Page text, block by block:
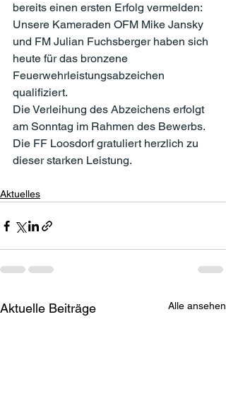
bereits einen ersten Erfolg vermelden:
Unsere Kameraden OFM Mike Jansky
und FM Julian Fuchsberger haben sich
heute für das bronzene
Feuerwehrleistungsabzeichen
qualifiziert.
Die Verleihung des Abzeichens erfolgt
am Sonntag im Rahmen des Bewerbs.
Die FF Loosdorf gratuliert herzlich zu
dieser starken Leistung.
Aktuelles
Aktuelle Beiträge Alle ansehen